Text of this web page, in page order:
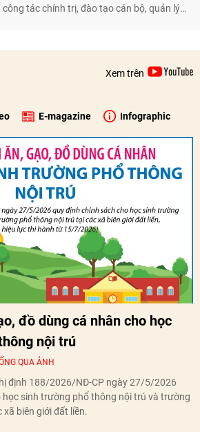
tác chính trị, đào tạo cán bộ, quản lý
Xem trên
E-magazine Infographic
đồ dùng cá nhân cho học
nội trú
QUA ẢNH
định 188/2026/NĐ-CP ngày 27/5/2026
học sinh trường phổ thông nội trú và trường
biên giới đất liền.